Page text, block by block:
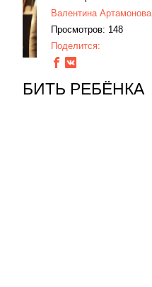
Валентина Артамонова
Просмотров: 148
Поделится:
БИТЬ РЕБЁНКА